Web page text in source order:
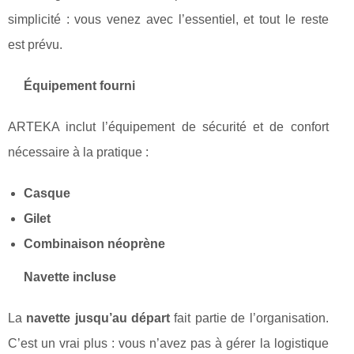
simplicité : vous venez avec l’essentiel, et tout le reste
est prévu.
Équipement fourni
ARTEKA inclut l’équipement de sécurité et de confort
nécessaire à la pratique :
Casque
Gilet
Combinaison néoprène
Navette incluse
La navette jusqu’au départ fait partie de l’organisation.
C’est un vrai plus : vous n’avez pas à gérer la logistique